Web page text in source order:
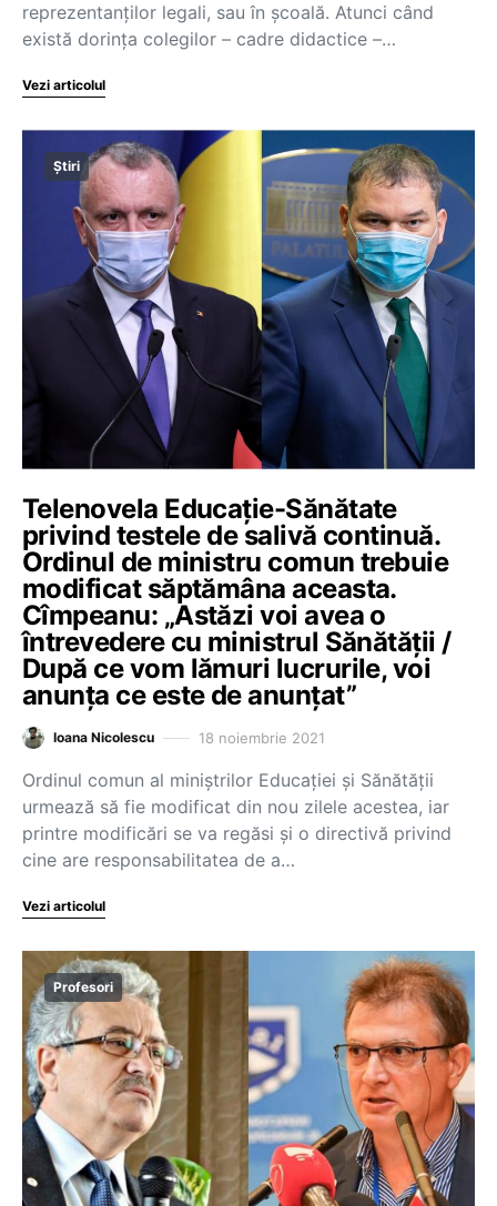
reprezentanților legali, sau în școală. Atunci când
există dorința colegilor – cadre didactice –…
Vezi articolul
Știri
Telenovela Educație-Sănătate
privind testele de salivă continuă.
Ordinul de ministru comun trebuie
modificat săptămâna aceasta.
Cîmpeanu: „Astăzi voi avea o
întrevedere cu ministrul Sănătății /
După ce vom lămuri lucrurile, voi
anunța ce este de anunțat”
Ioana Nicolescu 18 noiembrie 2021
Ordinul comun al miniștrilor Educației și Sănătății
urmează să fie modificat din nou zilele acestea, iar
printre modificări se va regăsi și o directivă privind
cine are responsabilitatea de a…
Vezi articolul
Profesori